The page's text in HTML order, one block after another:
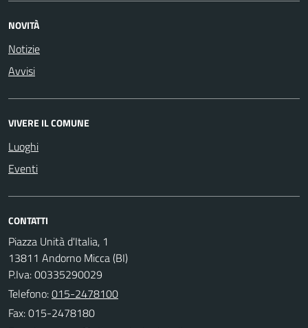
NOVITÀ
Notizie
Avvisi
VIVERE IL COMUNE
Luoghi
Eventi
CONTATTI
Piazza Unità d'Italia, 1
13811 Andorno Micca (BI)
P.Iva: 00335290029
Telefono:015-2478100
Fax: 015-2478180